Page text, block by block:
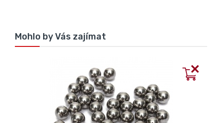
Mohlo by Vás zajímat